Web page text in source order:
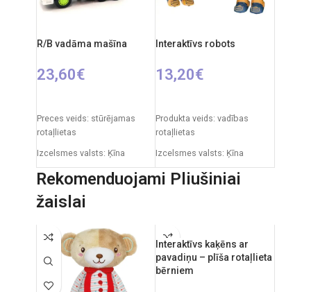
Elementi: 2 x AA (nav iekļauti
x 9 cm
R/B vadāma mašīna
23,60€
Preces veids: stūrējamas
rotaļlietas
Izcelsmes valsts: Ķīna
Automašīnas izmēri: 31 x 15
x 12 cm
Ieteicamais vecums: no 6
Nepieciešamie elementi:
2xAA + 3xAAA
Interaktīvs robots
13,20€
Produkta veids: vadības
rotaļlietas
Izcelsmes valsts: Ķīna
Iepakojuma izmēri: 22 x 13 x
27 cm
gadiem
Elementi: 3x AA
Rekomenduojami Pliušiniai
žaislai
Interaktīvs kaķēns ar
pavadiņu – plīša rotaļlieta
bērniem